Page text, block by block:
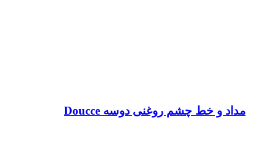
مداد و خط چشم روغنی دوسه Doucce